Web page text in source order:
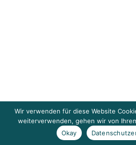
Wir verwenden für diese Website
weiterverwenden, gehen wir von
Okay